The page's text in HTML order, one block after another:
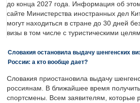
до конца 2027 года. Информация об
сайте Министерства иностранных дел
могут находиться в стране до 30 дней
визы в том числе с туристическими
Словакия остановила выдачу шенгенских
России: а кто вообще дает?
Словакия приостановила выдачу
россиянам. В ближайшее время получить
спортсмены. Всем заявителям, которые